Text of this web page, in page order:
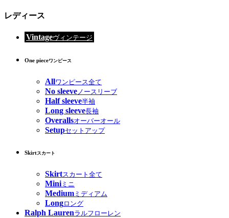
レディース
Vintageヴィンテージ
One pieceワンピース
Allワンピース全て
No sleeve ノースリーブ
Half sleeve半袖
Long sleeve長袖
Overallsオーバーオール
Setupセットアップ
Skirtスカート
Skirtスカート全て
Miniミニ
Medium ミディアム
Longロング
Ralph Laurenラルフローレン